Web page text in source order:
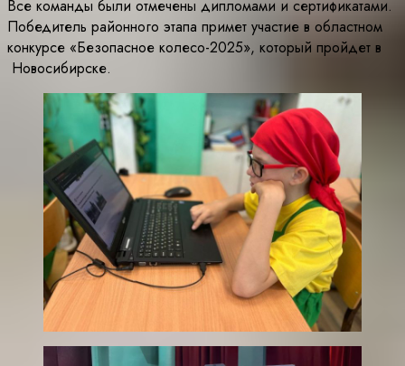
Все команды были отмечены дипломами и сертификатами.
Победитель районного этапа примет участие в областном
конкурсе «Безопасное колесо-2025», который пройдет в
Новосибирске.